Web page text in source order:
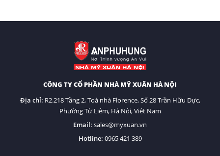
CÔNG TY CỔ PHẦN NHÀ MỸ XUÂN HÀ NỘI
Địa chỉ: R2.218 Tầng 2, Toà nhà Florence, Số 28 Trần Hữu Dực,
Phường Từ Liêm, Hà Nội, Việt Nam
Email: sales@myxuan.vn
Hotline: 0965 421 389